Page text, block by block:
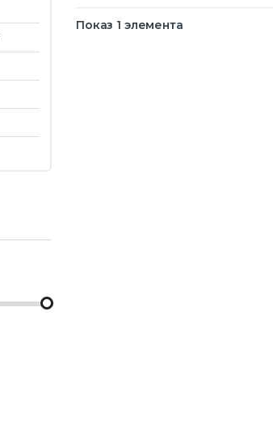
Показ 1 элемента